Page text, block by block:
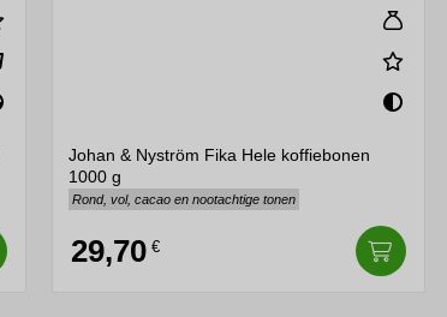
Johan & Nyström Fika Hele koffiebonen
1000 g
Rond, vol, cacao en nootachtige tonen
29,70 €